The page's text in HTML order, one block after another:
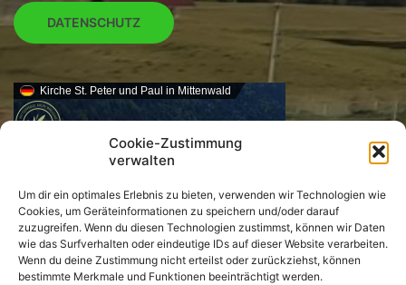
Cookie-Zustimmung
verwalten
Um dir ein optimales Erlebnis zu bieten, verwenden wir Technologien wie
Cookies, um Geräteinformationen zu speichern und/oder darauf
zuzugreifen. Wenn du diesen Technologien zustimmst, können wir Daten
wie das Surfverhalten oder eindeutige IDs auf dieser Website verarbeiten.
Wenn du deine Zustimmung nicht erteilst oder zurückziehst, können
bestimmte Merkmale und Funktionen beeinträchtigt werden.
DATENSCHUTZ
Kirche St. Peter und Paul in Mittenwald